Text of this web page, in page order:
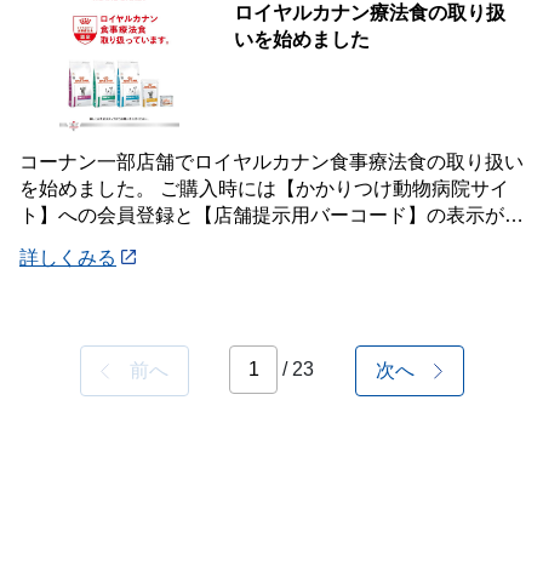
ロイヤルカナン療法食の取り扱
いを始めました
コーナン一部店舗でロイヤルカナン食事療法食の取り扱い
を始めました。 ご購入時には【かかりつけ動物病院サイ
ト】への会員登録と【店舗提示用バーコード】の表示が必
詳しくみる
前へ / 23 次へ